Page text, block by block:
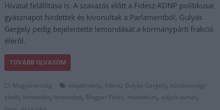
Hivatal felállítása is. A szavazás előtt a Fidesz-KDNP politikusai
gyásznapot hirdettek és kivonultak a Parlamentből, Gulyás
Gergely pedig bejelentette lemondását a kormánypárti frakció
éléről.
TOVÁBB OLVASOM
Magyarország alaptörvény, fidesz, Gulyás Gergely, köztársasági
elnök, lemondás, lemondott, Magyar Péter, mandátum, sulyok tamás,
,